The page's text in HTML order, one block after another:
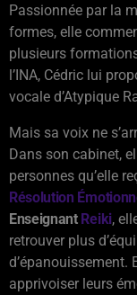
Passionnée par la
formes, elle
plusieurs
l’INA, Cédric lui
vocale d’Atypique
Mais sa voix ne
Dans son cabinet,
personnes qu’elle
Résolution
Enseignant Reiki,
retrouver plus
d’épanouissement.
apprivoiser leurs